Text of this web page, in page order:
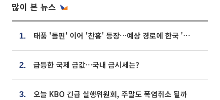
많이 본 뉴스
1. 태풍 '돌핀' 이어 '찬홈' 등장…예상 경로에 한국 '한숨'
2. 급등한 국제 금값…국내 금시세는?
3. 오늘 KBO 긴급 실행위원회, 주말도 폭염취소 될까